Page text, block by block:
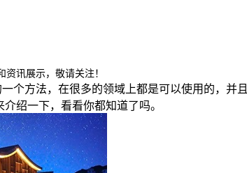
讯展示，敬请关注！
个方法，在很多的领域上都是可以使用的，并
绍一下，看看你都知道了吗。